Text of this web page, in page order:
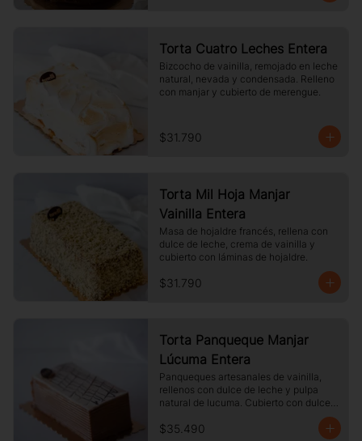
Torta Cuatro Leches Entera
Bizcocho de vainilla, remojado en leche
natural, nevada y condensada. Relleno
con manjar y cubierto de merengue.
$31.790
Torta Mil Hoja Manjar
Vainilla Entera
Masa de hojaldre francés, rellena con
dulce de leche, crema de vainilla y
cubierto con láminas de hojaldre.
$31.790
Torta Panqueque Manjar
Lúcuma Entera
Panqueques artesanales de vainilla,
rellenos con dulce de leche y pulpa
natural de lucuma. Cubierto con dulce
$35.490